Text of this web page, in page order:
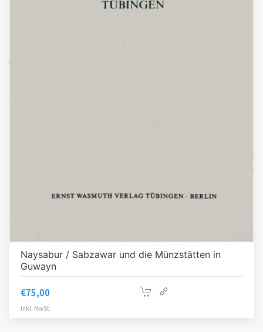
Naysabur / Sabzawar und die Münzstätten in
Guwayn
€75,00
inkl. MwSt.